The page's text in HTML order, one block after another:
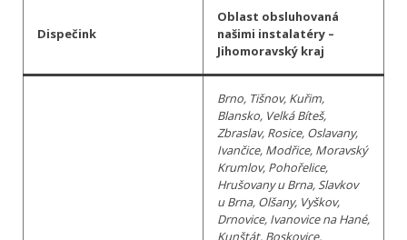
Dispečink
Oblast obsluhovaná
našimi instalatéry –
Jihomoravský kraj
Brno, Tišnov, Kuřim,
Blansko, Velká Bíteš,
Zbraslav, Rosice, Oslavany,
Ivančice, Modřice, Moravský
Krumlov, Pohořelice,
Hrušovany u Brna, Slavkov
u Brna, Olšany, Vyškov,
Drnovice, Ivanovice na Hané,
Kunštát, Boskovice,